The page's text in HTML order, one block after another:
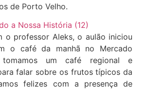
de Porto Velho.
o professor Aleks, o aulão iniciou
o café da manhã no Mercado
tomamos um café regional e
falar sobre os frutos típicos da
felizes com a presença de